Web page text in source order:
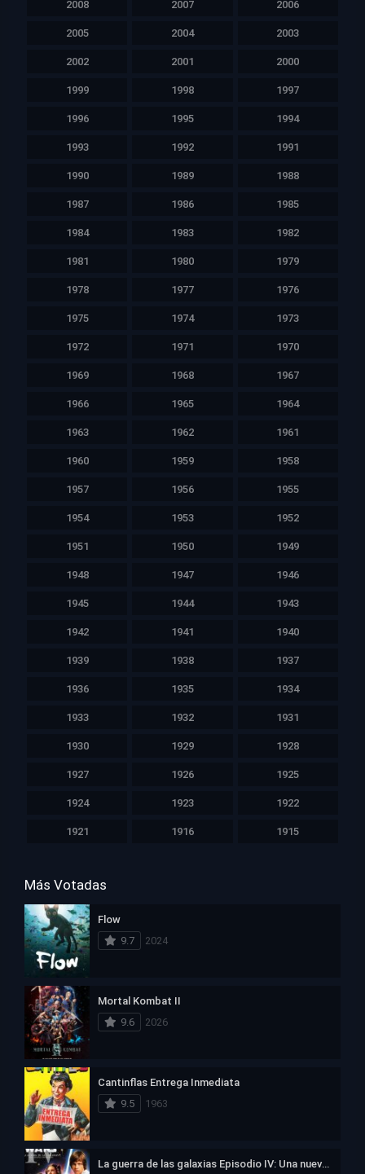
2008 2007 2006
2005 2004 2003
2002 2001 2000
1999 1998 1997
1996 1995 1994
1993 1992 1991
1990 1989 1988
1987 1986 1985
1984 1983 1982
1981 1980 1979
1978 1977 1976
1975 1974 1973
1972 1971 1970
1969 1968 1967
1966 1965 1964
1963 1962 1961
1960 1959 1958
1957 1956 1955
1954 1953 1952
1951 1950 1949
1948 1947 1946
1945 1944 1943
1942 1941 1940
1939 1938 1937
1936 1935 1934
1933 1932 1931
1930 1929 1928
1927 1926 1925
1924 1923 1922
1921 1916 1915
Más Votadas
Flow
9.7
2024
Mortal Kombat II
9.6
2026
Cantinflas Entrega Inmediata
9.5
1963
La guerra de las galaxias Episodio IV: Una nueva esperanza